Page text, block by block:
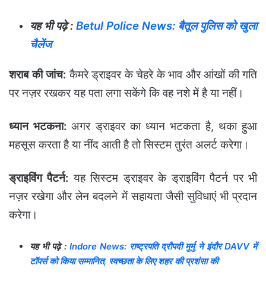
यह भी पढ़े : Betul Police News: बैतूल पुलिस को खुला
चैलेंज
शराब की जांच: कैमरे ड्राइवर के चेहरे के भाव और आंखों की गति
पर नज़र रखकर यह पता लगा सकेंगे कि वह नशे में है या नहीं।
ध्यान भटकना: अगर ड्राइवर का ध्यान भटकता है, थका हुआ
महसूस करता है या नींद आती है तो सिस्टम तुरंत अलर्ट करेगा।
ड्राइविंग पैटर्न: यह सिस्टम ड्राइवर के ड्राइविंग पैटर्न पर भी
नज़र रखेगा और लेन बदलने में सहायता जैसी सुविधाएं भी प्रदान
करेगा।
यह भी पढ़े : Indore News: राष्ट्रपति द्रौपदी मुर्मु ने इंदौर DAVV में
टॉपर्स को किया सम्मानित, स्वच्छता के लिए शहर की प्रशंसा की